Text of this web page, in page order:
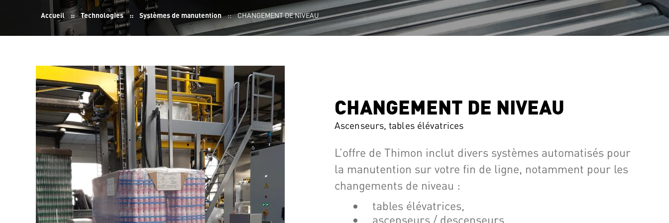
Fil
d'Ariane
Accueil Technologies Systèmes de manutention CHANGEMENT DE NIVEAU
CHANGEMENT DE NIVEAU
Ascenseurs, tables élévatrices
L’offre de Thimon inclut divers systèmes automatisés pour
la manutention sur votre fin de ligne, notamment pour les
changements de niveau :
tables élévatrices,
ascenseurs / descenseurs,